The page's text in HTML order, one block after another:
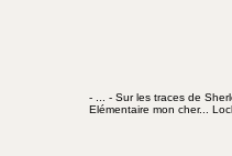
- ... - Sur les traces de
Elémentaire mon cher...